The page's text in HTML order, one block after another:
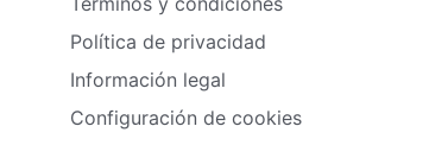
Política de privacidad
Información legal
Configuración de cookies